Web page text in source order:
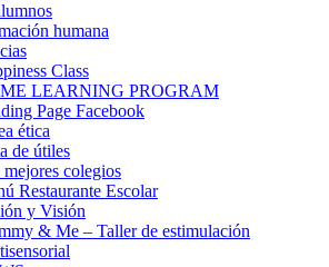
humana
Class
LEARNING PROGRAM
Page Facebook
ética
de útiles
colegios
Restaurante Escolar
y Visión
& Me – Taller de estimulación